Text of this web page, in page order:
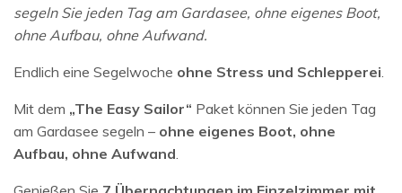
segeln Sie jeden Tag am Gardasee, ohne eigenes Boot,
ohne Aufbau, ohne Aufwand.
Endlich eine Segelwoche ohne Stress und Schlepperei
Mit dem „The Easy Sailor“ Paket können Sie jeden Tag
am Gardasee segeln – ohne eigenes Boot, ohne
Aufbau, ohne Aufwand